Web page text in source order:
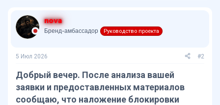
nova
Бренд-амбассадор Руководство проекта
5 Июл 2026 #2
Добрый вечер. После анализа вашей
заявки и предоставленных материалов
сообщаю, что наложение блокировки